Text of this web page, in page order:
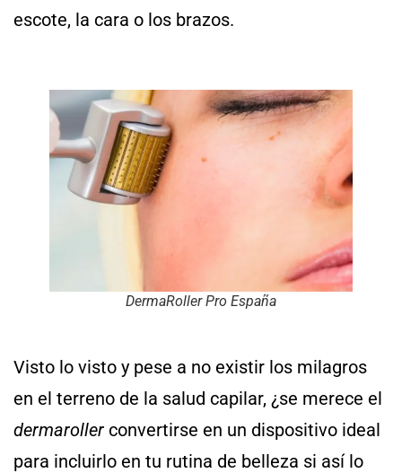
escote, la cara o los brazos.
DermaRoller Pro España
Visto lo visto y pese a no existir los milagros
en el terreno de la salud capilar, ¿se merece el
dermaroller convertirse en un dispositivo ideal
para incluirlo en tu rutina de belleza si así lo